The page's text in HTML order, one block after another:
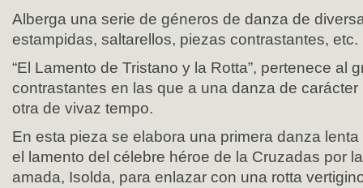
Alberga una serie de géneros de danza de
estampidas, saltarellos, piezas contrastantes, etc.
“El Lamento de Tristano y la Rotta”, pertenece al
contrastantes en las que a una danza de
otra de vivaz tempo.
En esta pieza se elabora una primera danza
el lamento del célebre héroe de la Cruzadas por
amada, Isolda, para enlazar con una rotta